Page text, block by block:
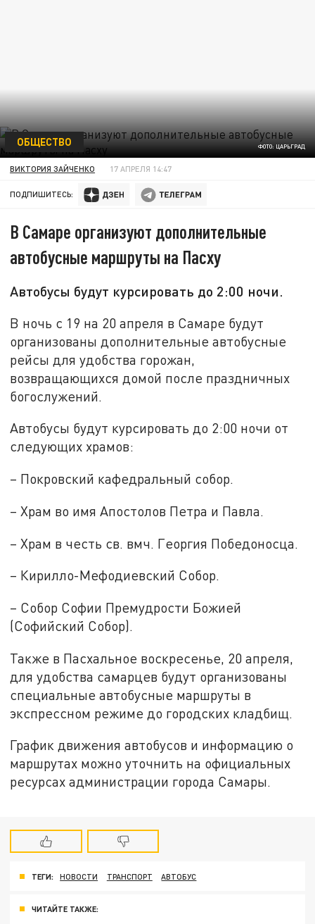
ФОТО: ЦАРЬГРАД
ОБЩЕСТВО
ВИКТОРИЯ ЗАЙЧЕНКО 17 АПРЕЛЯ 14:47
ПОДПИШИТЕСЬ:
В Самаре организуют дополнительные
автобусные маршруты на Пасху
Автобусы будут курсировать до 2:00 ночи.
В ночь с 19 на 20 апреля в Самаре будут
организованы дополнительные автобусные
рейсы для удобства горожан,
возвращающихся домой после праздничных
богослужений.
Автобусы будут курсировать до 2:00 ночи от
следующих храмов:
– Покровский кафедральный собор.
– Храм во имя Апостолов Петра и Павла.
– Храм в честь св. вмч. Георгия Победоносца.
– Кирилло-Мефодиевский Собор.
– Собор Софии Премудрости Божией
(Софийский Собор).
Также в Пасхальное воскресенье, 20 апреля,
для удобства самарцев будут организованы
специальные автобусные маршруты в
экспрессном режиме до городских кладбищ.
График движения автобусов и информацию о
маршрутах можно уточнить на официальных
ресурсах администрации города Самары.
ТЕГИ: НОВОСТИ ТРАНСПОРТ АВТОБУС
ЧИТАЙТЕ ТАКЖЕ: